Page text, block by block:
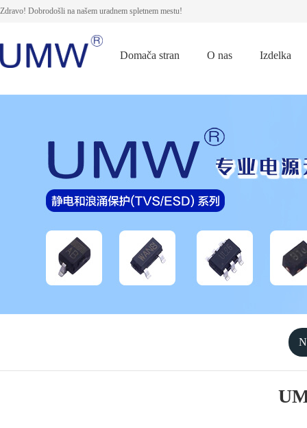
Zdravo! Dobrodošli na našem uradnem spletnem mestu!
Domača stran O nas Izdelka